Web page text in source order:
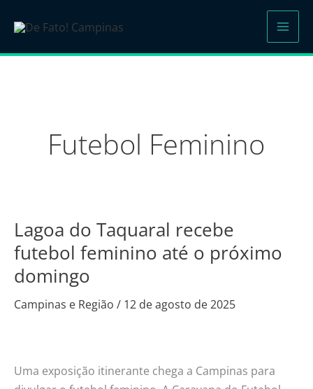
para
Futebol Feminino
Lagoa do Taquaral recebe
futebol feminino até o próximo
domingo
Campinas e Região / 12 de agosto de 2025
Uma exposição itinerante chega a Campinas para
Lagoa
do
Taquaral
recebe
futebol
próximo